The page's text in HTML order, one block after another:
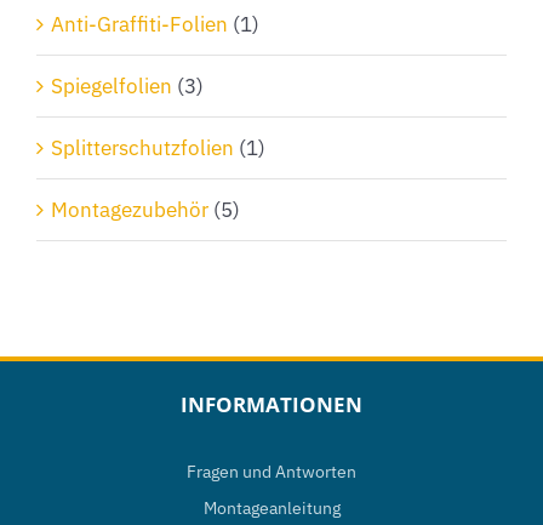
Anti-Graffiti-Folien (1)
Spiegelfolien (3)
Splitterschutzfolien (1)
Montagezubehör (5)
INFORMATIONEN
Fragen und Antworten
Montageanleitung